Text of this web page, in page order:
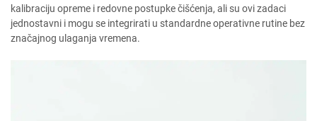
kalibraciju opreme i redovne postupke čišćenja, ali su ovi zadaci
jednostavni i mogu se integrirati u standardne operativne rutine bez
značajnog ulaganja vremena.